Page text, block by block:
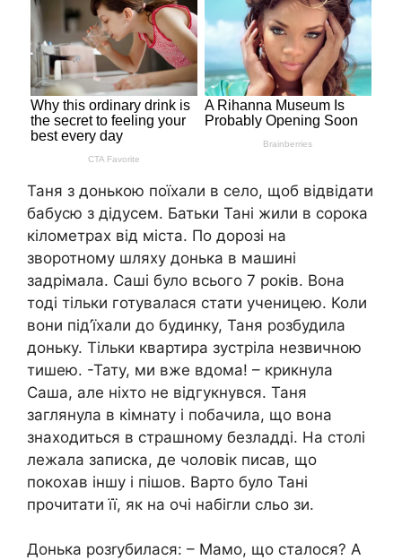
Таня з донькою поїхали в село, щоб відвідати
бабусю з дідусем. Батьки Тані жили в сорока
кілометрах від міста. По дорозі на
зворотному шляху донька в машині
задрімала. Саші було всього 7 років. Вона
тоді тільки готувалася стати ученицею. Коли
вони під’їхали до будинку, Таня розбудила
доньку. Тільки квартира зустріла незвичною
тишею. -Тату, ми вже вдома! – крикнула
Саша, але ніхто не відгукнувся. Таня
заглянула в кімнату і побачила, що вона
знаходиться в страшному безладді. На столі
лежала записка, де чоловік писав, що
покохав іншу і пішов. Варто було Тані
прочитати її, як на очі набігли сльо зи.
Донька розrубилася: – Мамо, що сталося? А